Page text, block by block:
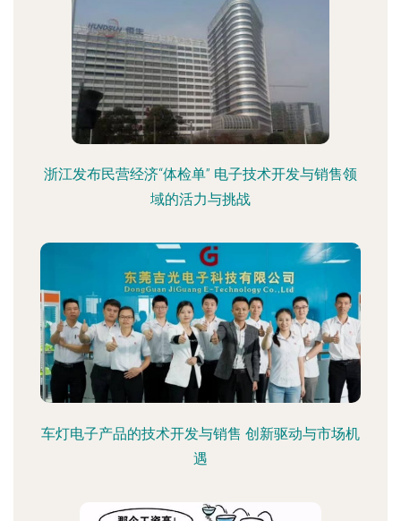
浙江发布民营经济“体检单” 电子技术开发与销售领
域的活力与挑战
车灯电子产品的技术开发与销售 创新驱动与市场机
遇